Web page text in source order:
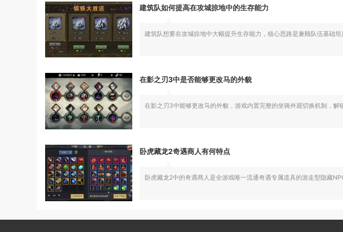
建筑队如何提高在攻城掠地中的生存能力
建筑队想要在攻城掠地中大幅提升生存能力，核心思路是兼顾队伍基础
在影之刃3中是否能够更改马的外貌
在影之刃3中能够更改马的外貌，游戏内置完整的坐骑外观切换机制，
卧虎藏龙2奇遇商人有何特点
卧虎藏龙2中的奇遇商人是全游戏唯一流通奇遇专属道具的游走型隐藏